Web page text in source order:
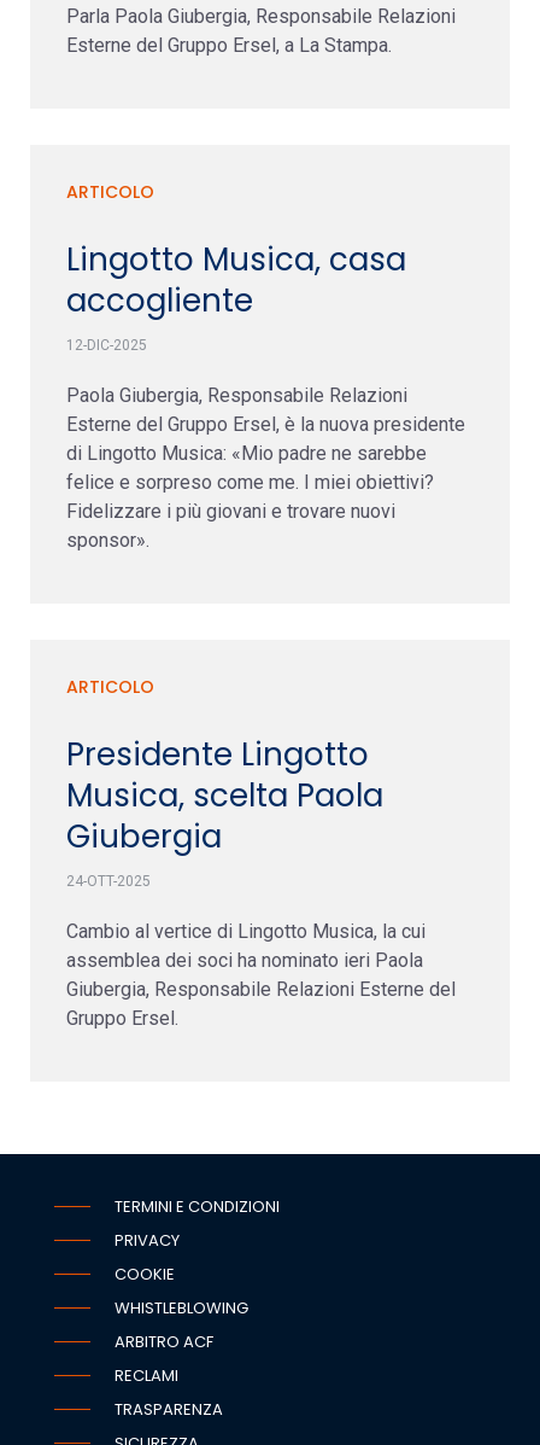
Parla Paola Giubergia, Responsabile Relazioni
Esterne del Gruppo Ersel, a La Stampa.
ARTICOLO
Lingotto Musica, casa
accogliente
12-DIC-2025
Paola Giubergia, Responsabile Relazioni
Esterne del Gruppo Ersel, è la nuova presidente
di Lingotto Musica: «Mio padre ne sarebbe
felice e sorpreso come me. I miei obiettivi?
Fidelizzare i più giovani e trovare nuovi
sponsor».
ARTICOLO
Presidente Lingotto
Musica, scelta Paola
Giubergia
24-OTT-2025
Cambio al vertice di Lingotto Musica, la cui
assemblea dei soci ha nominato ieri Paola
Giubergia, Responsabile Relazioni Esterne del
Gruppo Ersel.
TERMINI E CONDIZIONI
PRIVACY
COOKIE
WHISTLEBLOWING
ARBITRO ACF
RECLAMI
TRASPARENZA